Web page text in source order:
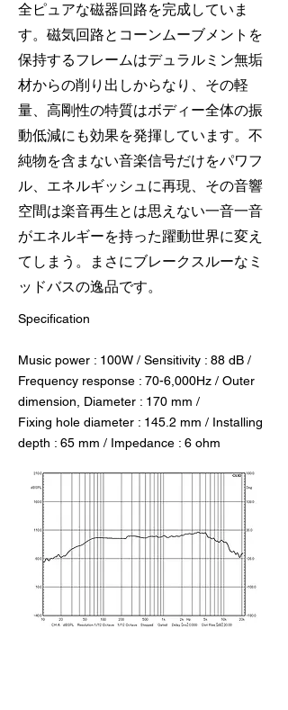
全ピュアな磁器回路を完成していま
す。磁気回路とコーンムーブメントを
保持するフレームはデュラルミン無垢
材からの削り出しからなり、その軽
量、高剛性の特質はボディー全体の振
動低減にも効果を発揮しています。不
純物を含まない音楽信号だけをパワフ
ル、エネルギッシュに再現、その音響
空間は楽音再生とは思えない一音一音
がエネルギーを持った躍動世界に変え
てしまう。まさにブレークスルーなミ
ッドバスの逸品です。
Specification
Music power : 100W / Sensitivity : 88 dB /
Frequency response : 70-6,000Hz / Outer
dimension, Diameter : 170 mm /
Fixing hole diameter : 145.2 mm / Installing
depth : 65 mm / Impedance : 6 ohm